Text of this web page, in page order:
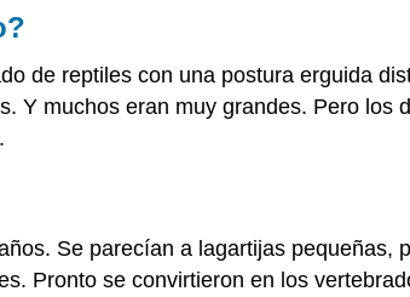
de reptiles con una postura erguida
Y muchos eran muy grandes. Pero los
Se parecían a lagartijas pequeñas,
Pronto se convirtieron en los